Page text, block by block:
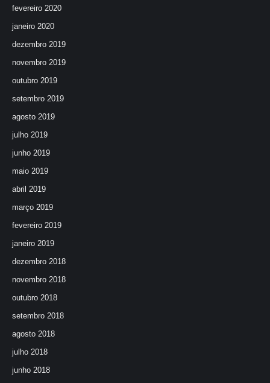
fevereiro 2020
janeiro 2020
dezembro 2019
novembro 2019
outubro 2019
setembro 2019
agosto 2019
julho 2019
junho 2019
maio 2019
abril 2019
março 2019
fevereiro 2019
janeiro 2019
dezembro 2018
novembro 2018
outubro 2018
setembro 2018
agosto 2018
julho 2018
junho 2018